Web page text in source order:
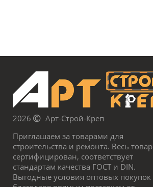
2026
Арт-Строй-Креп
Приглашаем за товарами для
строительства и ремонта. Весь товар
сертифицирован, соответствует
стандартам качества ГОСТ и DIN.
Выгодные условия оптовых покупок